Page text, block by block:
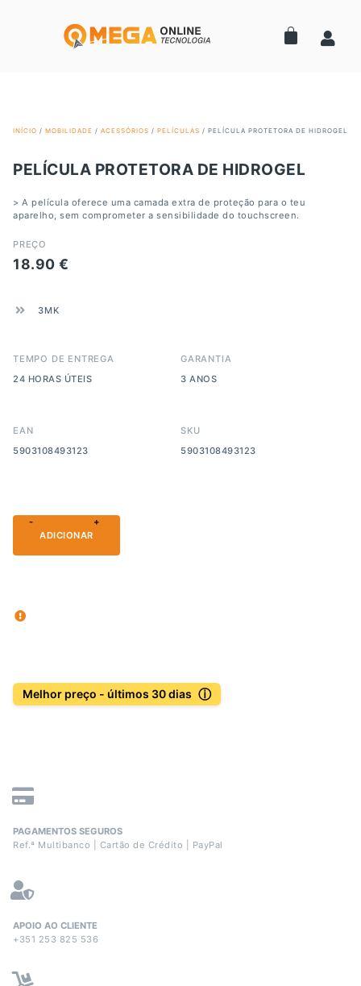
INÍCIO / MOBILIDADE / ACESSÓRIOS / PELÍCULAS / PELÍCULA PROTETORA DE HIDROGEL
PELÍCULA PROTETORA DE HIDROGEL
> A película oferece uma camada extra de proteção para o teu
aparelho, sem comprometer a sensibilidade do touchscreen.
PREÇO
18.90 €
3MK
TEMPO DE ENTREGA
24 HORAS ÚTEIS
GARANTIA
3 ANOS
EAN
5903108493123
SKU
5903108493123
-
+
ADICIONAR
Melhor preço - últimos 30 dias ⓘ
PAGAMENTOS SEGUROS
Ref.ª Multibanco | Cartão de Crédito | PayPal
APOIO AO CLIENTE
+351 253 825 536